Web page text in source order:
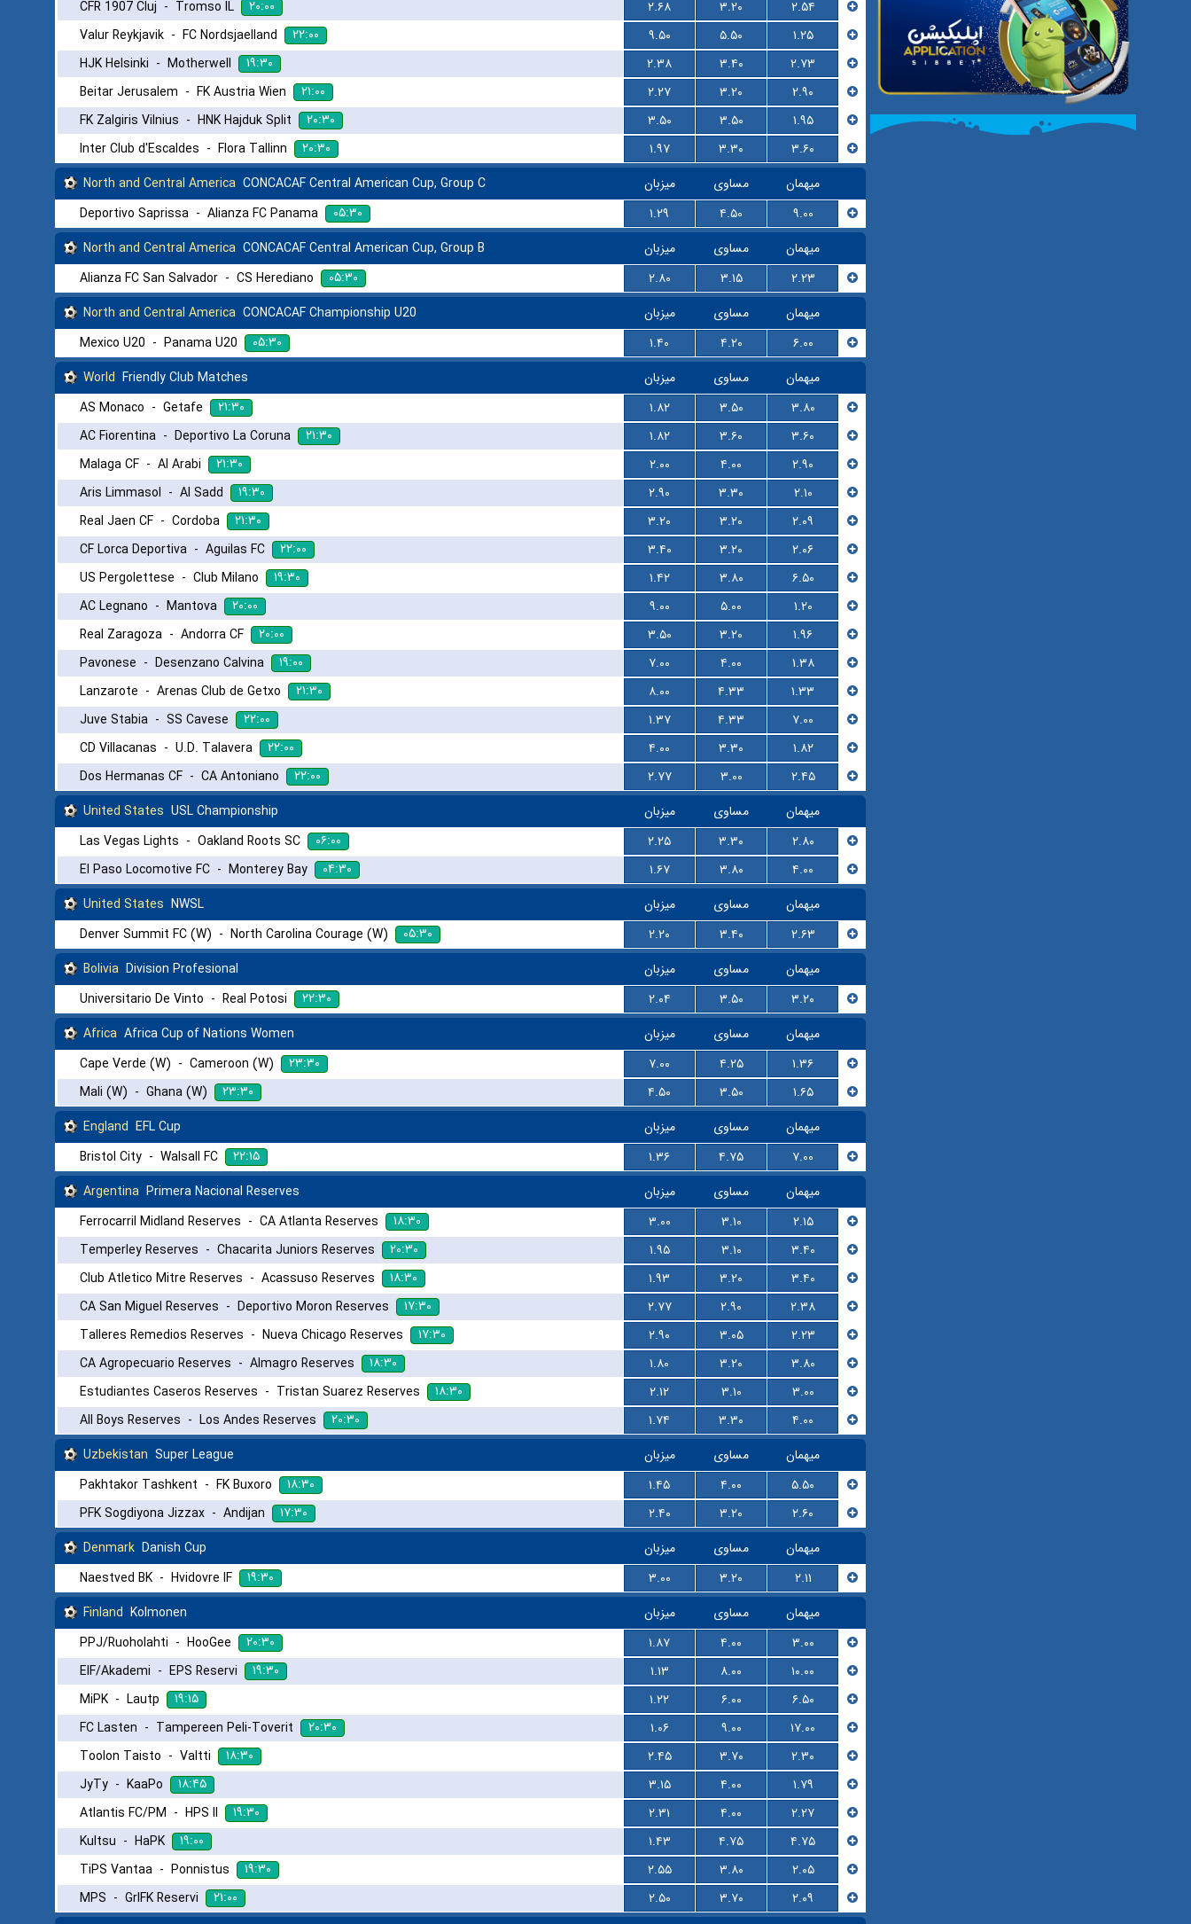
CFR 1907 Cluj - Tromso IL ۲۰:۰۰ ۲.۶۸ ۳.۲۰
۲.۵۴
Valur Reykjavik - FC Nordsjaelland ۲۲:۰۰ ۹.۵۰ ۵.۵۰
۱.۲۵
HJK Helsinki - Motherwell ۱۹:۳۰ ۲.۳۸ ۳.۴۰
۲.۷۳
Beitar Jerusalem - FK Austria Wien ۲۱:۰۰ ۲.۲۷ ۳.۲۰
۲.۹۰
FK Zalgiris Vilnius - HNK Hajduk Split ۲۰:۳۰ ۳.۵۰ ۳.۵۰
۱.۹۵
Inter Club d'Escaldes - Flora Tallinn ۲۰:۳۰ ۱.۹۷ ۳.۳۰
۳.۶۰
North and Central America CONCACAF Central American Cup, Group C میزبان مساوی
میهمان
Deportivo Saprissa - Alianza FC Panama ۰۵:۳۰ ۱.۲۹ ۴.۵۰
۹.۰۰
North and Central America CONCACAF Central American Cup, Group B میزبان مساوی
میهمان
Alianza FC San Salvador - CS Herediano ۰۵:۳۰ ۲.۸۰ ۳.۱۵
۲.۲۳
North and Central America CONCACAF Championship U20 میزبان مساوی
میهمان
Mexico U20 - Panama U20 ۰۵:۳۰ ۱.۴۰ ۴.۲۰
۶.۰۰
World Friendly Club Matches میزبان مساوی
میهمان
AS Monaco - Getafe ۲۱:۳۰ ۱.۸۲ ۳.۵۰
۳.۸۰
AC Fiorentina - Deportivo La Coruna ۲۱:۳۰ ۱.۸۲ ۳.۶۰
۳.۶۰
Malaga CF - Al Arabi ۲۱:۳۰ ۲.۰۰ ۴.۰۰
۲.۹۰
Aris Limmasol - Al Sadd ۱۹:۳۰ ۲.۹۰ ۳.۳۰
۲.۱۰
Real Jaen CF - Cordoba ۲۱:۳۰ ۳.۲۰ ۳.۲۰
۲.۰۹
CF Lorca Deportiva - Aguilas FC ۲۲:۰۰ ۳.۴۰ ۳.۲۰
۲.۰۶
US Pergolettese - Club Milano ۱۹:۳۰ ۱.۴۲ ۳.۸۰
۶.۵۰
AC Legnano - Mantova ۲۰:۰۰ ۹.۰۰ ۵.۰۰
۱.۲۰
Real Zaragoza - Andorra CF ۲۰:۰۰ ۳.۵۰ ۳.۲۰
۱.۹۶
Pavonese - Desenzano Calvina ۱۹:۰۰ ۷.۰۰ ۴.۰۰
۱.۳۸
Lanzarote - Arenas Club de Getxo ۲۱:۳۰ ۸.۰۰ ۴.۳۳
۱.۳۳
Juve Stabia - SS Cavese ۲۲:۰۰ ۱.۳۷ ۴.۳۳
۷.۰۰
CD Villacanas - U.D. Talavera ۲۲:۰۰ ۴.۰۰ ۳.۳۰
۱.۸۲
Dos Hermanas CF - CA Antoniano ۲۲:۰۰ ۲.۷۷ ۳.۰۰
۲.۴۵
United States USL Championship میزبان مساوی
میهمان
Las Vegas Lights - Oakland Roots SC ۰۶:۰۰ ۲.۲۵ ۳.۳۰
۲.۸۰
El Paso Locomotive FC - Monterey Bay ۰۴:۳۰ ۱.۶۷ ۳.۸۰
۴.۰۰
United States NWSL میزبان مساوی
میهمان
Denver Summit FC (W) - North Carolina Courage (W) ۰۵:۳۰ ۲.۲۰ ۳.۴۰
۲.۶۳
Bolivia Division Profesional میزبان مساوی
میهمان
Universitario De Vinto - Real Potosi ۲۲:۳۰ ۲.۰۴ ۳.۵۰
۳.۲۰
Africa Africa Cup of Nations Women میزبان مساوی
میهمان
Cape Verde (W) - Cameroon (W) ۲۳:۳۰ ۷.۰۰ ۴.۲۵
۱.۳۶
Mali (W) - Ghana (W) ۲۳:۳۰ ۴.۵۰ ۳.۵۰
۱.۶۵
England EFL Cup میزبان مساوی
میهمان
Bristol City - Walsall FC ۲۲:۱۵ ۱.۳۶ ۴.۷۵
۷.۰۰
Argentina Primera Nacional Reserves میزبان مساوی
میهمان
Ferrocarril Midland Reserves - CA Atlanta Reserves ۱۸:۳۰ ۳.۰۰ ۳.۱۰
۲.۱۵
Temperley Reserves - Chacarita Juniors Reserves ۲۰:۳۰ ۱.۹۵ ۳.۱۰
۳.۴۰
Club Atletico Mitre Reserves - Acassuso Reserves ۱۸:۳۰ ۱.۹۳ ۳.۲۰
۳.۴۰
CA San Miguel Reserves - Deportivo Moron Reserves ۱۷:۳۰ ۲.۷۷ ۲.۹۰
۲.۳۸
Talleres Remedios Reserves - Nueva Chicago Reserves ۱۷:۳۰ ۲.۹۰ ۳.۰۵
۲.۲۳
CA Agropecuario Reserves - Almagro Reserves ۱۸:۳۰ ۱.۸۰ ۳.۲۰
۳.۸۰
Estudiantes Caseros Reserves - Tristan Suarez Reserves ۱۸:۳۰ ۲.۱۲ ۳.۱۰
۳.۰۰
All Boys Reserves - Los Andes Reserves ۲۰:۳۰ ۱.۷۴ ۳.۳۰
۴.۰۰
Uzbekistan Super League میزبان مساوی
میهمان
Pakhtakor Tashkent - FK Buxoro ۱۸:۳۰ ۱.۴۵ ۴.۰۰
۵.۵۰
PFK Sogdiyona Jizzax - Andijan ۱۷:۳۰ ۲.۴۰ ۳.۲۰
۲.۶۰
Denmark Danish Cup میزبان مساوی
میهمان
Naestved BK - Hvidovre IF ۱۹:۳۰ ۳.۰۰ ۳.۲۰
۲.۱۱
Finland Kolmonen میزبان مساوی
میهمان
PPJ/Ruoholahti - HooGee ۲۰:۳۰ ۱.۸۷ ۴.۰۰
۳.۰۰
EIF/Akademi - EPS Reservi ۱۹:۳۰ ۱.۱۳ ۸.۰۰
۱۰.۰۰
MiPK - Lautp ۱۹:۱۵ ۱.۲۲ ۶.۰۰
۶.۵۰
FC Lasten - Tampereen Peli-Toverit ۲۰:۳۰ ۱.۰۶ ۹.۰۰
۱۷.۰۰
Toolon Taisto - Valtti ۱۸:۳۰ ۲.۴۵ ۳.۷۰
۲.۳۰
JyTy - KaaPo ۱۸:۴۵ ۳.۱۵ ۴.۰۰
۱.۷۹
Atlantis FC/PM - HPS II ۱۹:۳۰ ۲.۳۱ ۴.۰۰
۲.۲۷
Kultsu - HaPK ۱۹:۰۰ ۱.۴۳ ۴.۷۵
۴.۷۵
TiPS Vantaa - Ponnistus ۱۹:۳۰ ۲.۵۵ ۳.۸۰
۲.۰۵
MPS - GrIFK Reservi ۲۱:۰۰ ۲.۵۰ ۳.۷۰
۲.۰۹